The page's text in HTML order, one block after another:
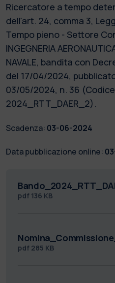
Ricercatore a tempo
dell'art. 24, comma 3,
Tempo pieno - Settore
INGEGNERIA
NAVALE, bandita con
del 17/04/2024,
03/05/2024, n. 36
2024_RTT_DAER_2).
Scadenza: 03-06-2024
Data pubblicazione online:
pdf 136 KB
pdf 285 KB